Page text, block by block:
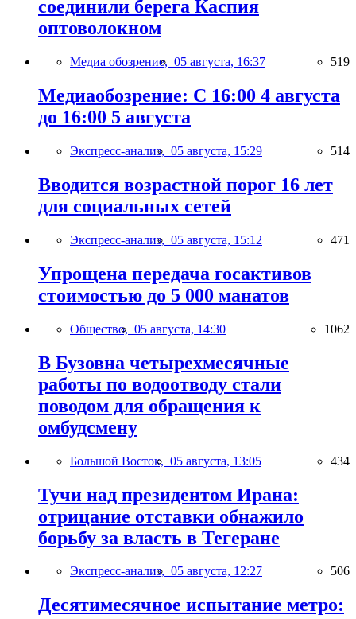
соединили берега Каспия
оптоволокном
Медиа обозрение, 05 августа, 16:37 519
Медиаобозрение: С 16:00 4 августа
до 16:00 5 августа
Экспресс-анализ, 05 августа, 15:29 514
Вводится возрастной порог 16 лет
для социальных сетей
Экспресс-анализ, 05 августа, 15:12 471
Упрощена передача госактивов
стоимостью до 5 000 манатов
Общество, 05 августа, 14:30 1062
В Бузовна четырехмесячные
работы по водоотводу стали
поводом для обращения к
омбудсмену
Большой Восток, 05 августа, 13:05 434
Тучи над президентом Ирана:
отрицание отставки обнажило
борьбу за власть в Тегеране
Экспресс-анализ, 05 августа, 12:27 506
Десятимесячное испытание метро: